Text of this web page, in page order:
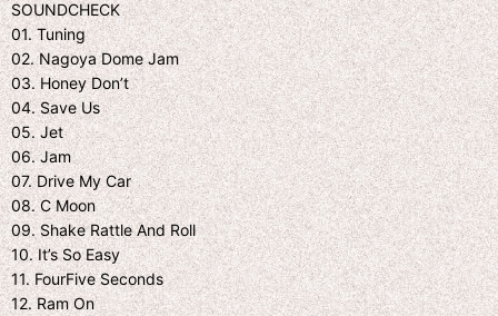
SOUNDCHECK
01. Tuning
02. Nagoya Dome Jam
03. Honey Don’t
04. Save Us
05. Jet
06. Jam
07. Drive My Car
08. C Moon
09. Shake Rattle And Roll
10. It’s So Easy
11. FourFive Seconds
12. Ram On